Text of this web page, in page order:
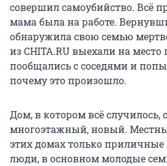
совершил самоубийство. Всё
мама была на работе.
обнаружила свою семью
из CHITA.RU выехали на
пообщались с соседями и
почему это произошло.
Дом, в котором всё случилось,
многоэтажный, новый.
этих домах только приличные
люди, в основном молодые